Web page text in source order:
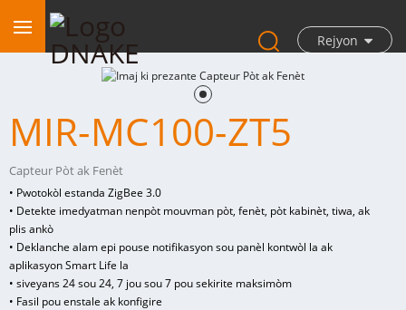
Rejyon
MIR-MC100-ZT5
Capteur Pòt ak Fenèt
• Pwotokòl estanda ZigBee 3.0
• Detekte imedyatman nenpòt mouvman pòt, fenèt, pòt kabinèt, tiwa, ak
plis ankò
• Deklanche alam epi pouse notifikasyon sou panèl kontwòl la ak
aplikasyon Smart Life la
• siveyans 24 sou 24, 7 jou sou 7 pou sekirite maksimòm
• Fasil pou enstale ak konfigire